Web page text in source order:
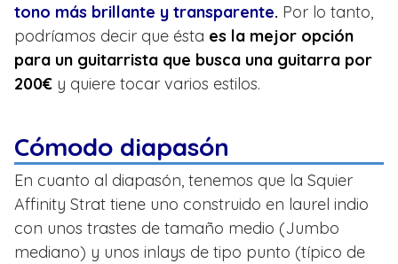
tono más brillante y transparente. Por lo tanto,
podríamos decir que ésta es la mejor opción
para un guitarrista que busca una guitarra por
200€ y quiere tocar varios estilos.
Cómodo diapasón
En cuanto al diapasón, tenemos que la Squier
Affinity Strat tiene uno construido en laurel indio
con unos trastes de tamaño medio (Jumbo
mediano) y unos inlays de tipo punto (típico de